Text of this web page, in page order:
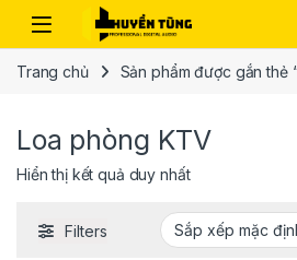
Trang chủ Sản phẩm được gắn thẻ
Loa phòng KTV
Hiển thị kết quả duy nhất
Filters